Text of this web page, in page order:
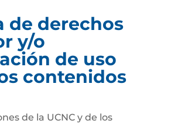
de derechos
y/o
de uso
contenidos
de la UCNC y de los